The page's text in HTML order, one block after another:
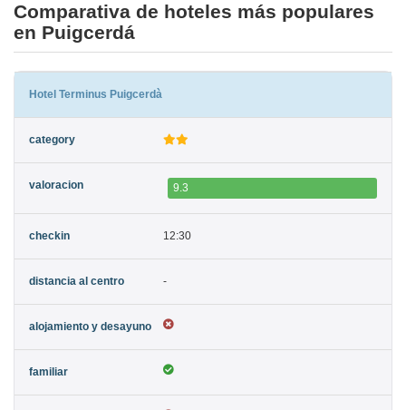
Comparativa de hoteles más populares
en Puigcerdá
Hotel Terminus Puigcerdà
9.3
12:30
-